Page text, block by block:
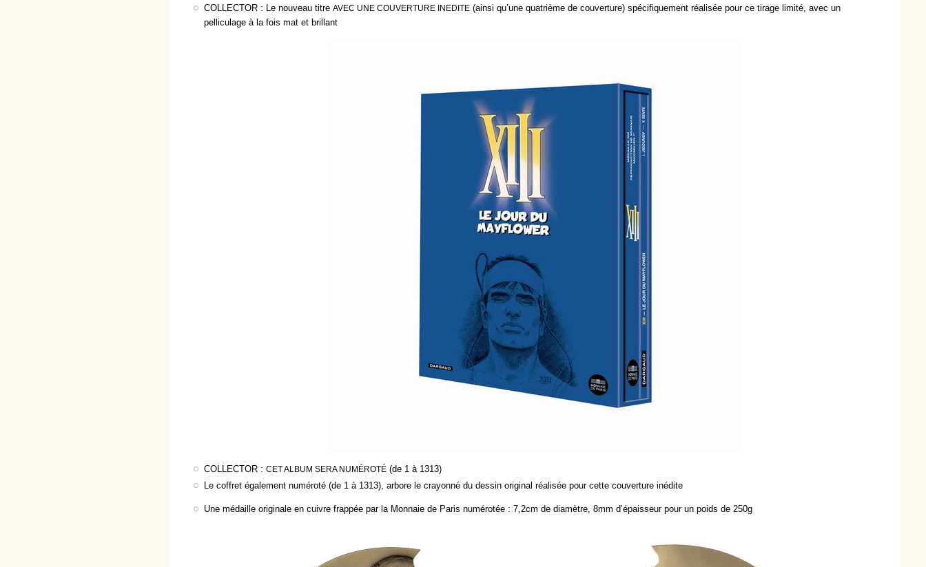
COLLECTOR : Le nouveau titreAVEC UNE COUVERTURE INEDITE (ainsi qu’une quatrième de couverture) spécifiquement réalisée pour ce tirage limité, avec un
pelliculage à la fois mat et brillant
COLLECTOR :CET ALBUM SERA NUMÉROTÉ (de 1 à 1313)
Le coffret également numéroté (de 1 à 1313), arbore le crayonné du dessin original réalisée pour cette couverture inédite
Une médaille originale en cuivre frappée par la Monnaie de Paris numérotée : 7,2cm de diamètre, 8mm d’épaisseur pour un poids de 250g